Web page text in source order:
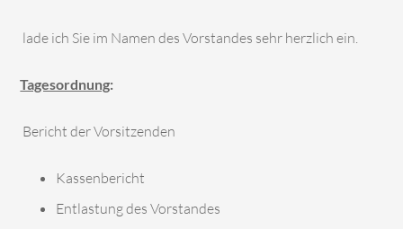
lade ich Sie im Namen des Vorstandes sehr herzlich ein.
Tagesordnung:
Bericht der Vorsitzenden
Kassenbericht
Entlastung des Vorstandes